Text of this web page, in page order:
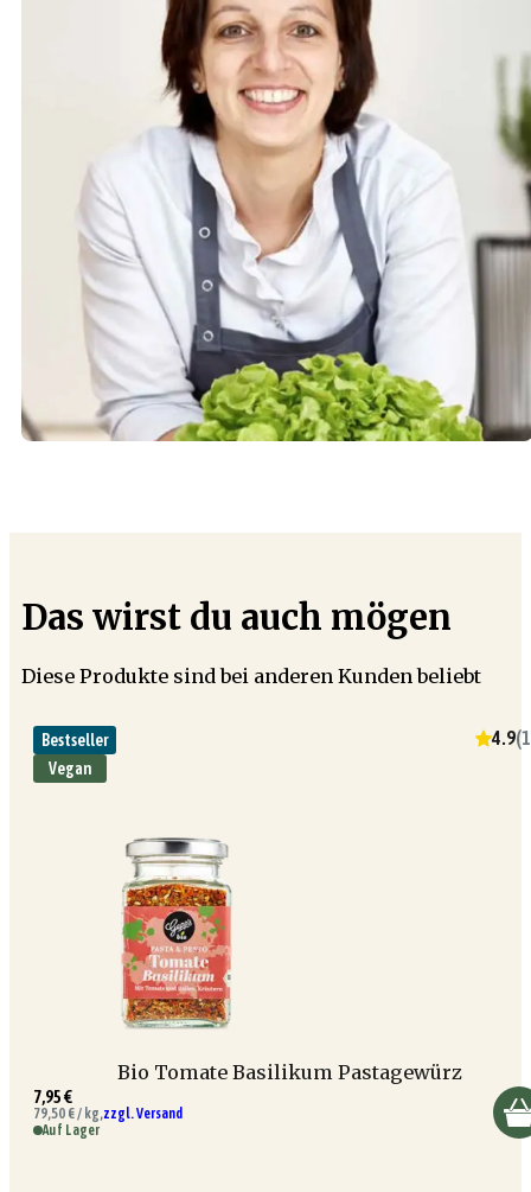
Das wirst du auch mögen
Diese Produkte sind bei anderen Kunden beliebt
Bestseller
Vegan
4.9(
Bio Tomate Basilikum Pastagewürz
7,95 €
79,50 € / kg,zzgl. Versand
Auf Lager